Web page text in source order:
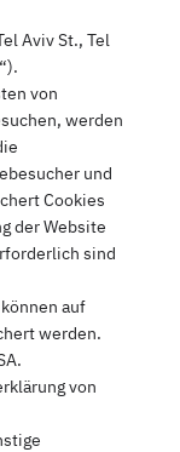
Aviv St., Tel
von
werden
und
Cookies
der Website
sind
auf
werden.
von